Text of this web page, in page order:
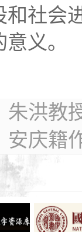
和社会
义。
朱洪教
安庆籍